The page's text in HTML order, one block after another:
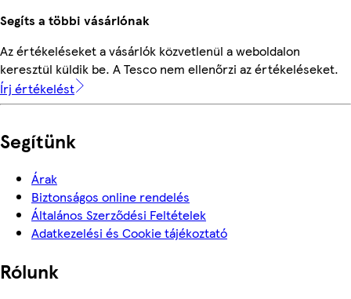
Segíts a többi vásárlónak
Az értékeléseket a vásárlók közvetlenül a weboldalon
keresztül küldik be. A Tesco nem ellenőrzi az értékeléseket.
Írj értékelést
Segítünk
Árak
Biztonságos online rendelés
Általános Szerződési Feltételek
Adatkezelési és Cookie tájékoztató
Rólunk